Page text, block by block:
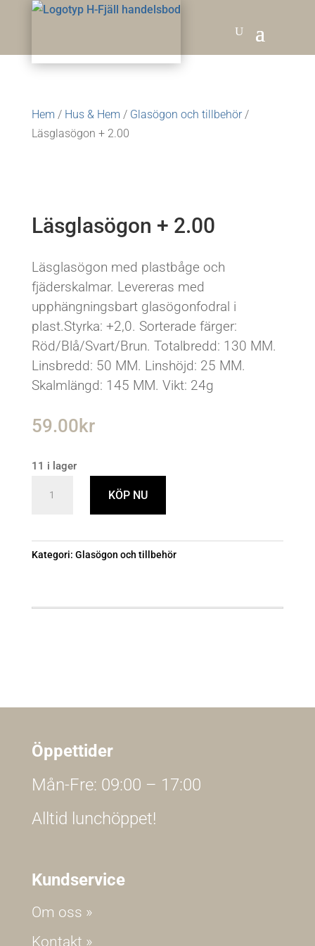
Hem / Hus & Hem / Glasögon och tillbehör/
Läsglasögon + 2.00
Läsglasögon + 2.00
Läsglasögon med plastbåge och
fjäderskalmar. Levereras med
upphängningsbart glasögonfodral i
plast.Styrka: +2,0. Sorterade färger:
Röd/Blå/Svart/Brun. Totalbredd: 130 MM.
Linsbredd: 50 MM. Linshöjd: 25 MM.
Skalmlängd: 145 MM. Vikt: 24g
59.00kr
11 i lager
mängd
KÖP NU
Kategori: Glasögon och tillbehör
Öppettider
Mån-Fre: 09:00 – 17:00
Alltid lunchöppet!
Kundservice
Om oss »
Kontakt »